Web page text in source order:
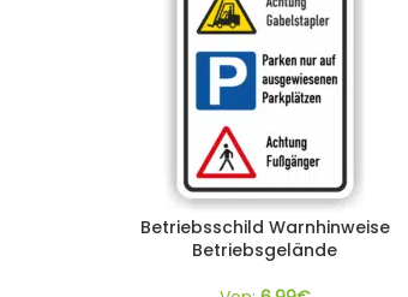
Betriebsschild Warnhinweise
Betriebsgelände